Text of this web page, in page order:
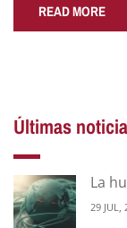
READ MORE
Últimas
La
29 JUL,